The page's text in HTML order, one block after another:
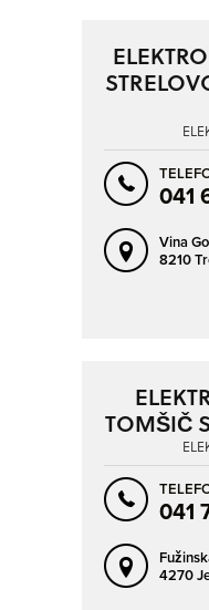
041
Vina
8210
TOMŠIČ
041
4270